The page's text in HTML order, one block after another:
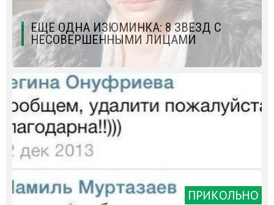
ЕЩЕ ОДНА ИЗЮМИНКА: 8 ЗВЕЗД С
НЕСОВЕРШЕННЫМИ ЛИЦАМИ
ПРИКОЛЬНО